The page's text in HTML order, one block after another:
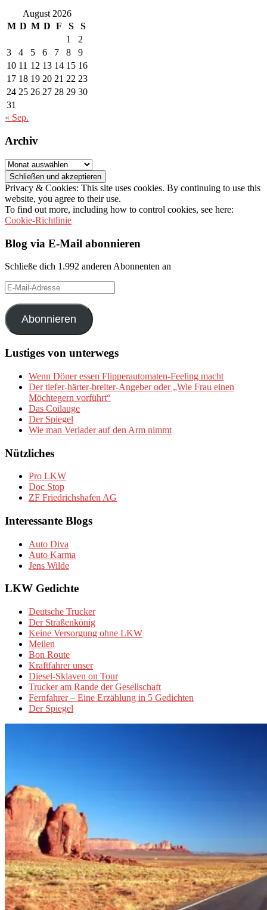
August 2026
M D M D F S
S
1
2
3
4 5 6 7 8
9
10 11 12 13 14 15 16
17 18 19 20 21 22 23
24 25 26 27 28 29 30
31
« Sep.
Archiv
Archiv
Privacy & Cookies: This site uses cookies. By continuing to use this
website, you agree to their use.
To find out more, including how to control cookies, see here:
Cookie-Richtlinie
Blog via E-Mail abonnieren
Schließe dich 1.992 anderen Abonnenten an
E-
Mail-
Adresse
Abonnieren
Lustiges von unterwegs
Wenn Döner essen Flipperautomaten-Feeling macht
Der tiefer-härter-breiter-Angeber oder „Wie Frau einen
Möchtegern vorführt“
Das Coilauge
Der Spiegel
Wie man Verlader auf den Arm nimmt
Nützliches
Pro LKW
Doc Stop
ZF Friedrichshafen AG
Interessante Blogs
Auto Diva
Auto Karma
Jens Wilde
LKW Gedichte
Deutsche Trucker
Der Straßenkönig
Keine Versorgung ohne LKW
Meilen
Bon Route
Kraftfahrer unser
Diesel-Sklaven on Tour
Trucker am Rande der Gesellschaft
Fernfahrer – Eine Erzählung in 5 Gedichten
Der Spiegel